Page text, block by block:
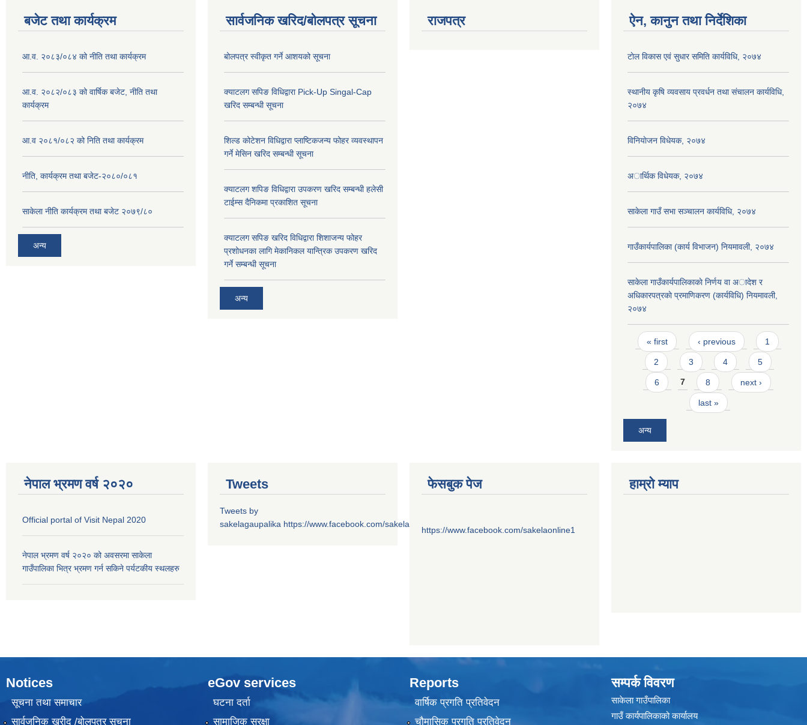
बजेट तथा कार्यक्रम
आ.व. २०८३/०८४ को नीति तथा कार्यक्रम
आ.व. २०८२/०८३ को वार्षिक बजेट, नीति तथा
कार्यक्रम
आ.व २०८१/०८२ को निति तथा कार्यक्रम
नीति, कार्यक्रम तथा बजेट-२०८०/०८१
साकेला नीति कार्यक्रम तथा बजेट २०७९/८०
अन्य
सार्वजनिक खरिद/बोलपत्र सूचना
बोलपत्र स्वीकृत गर्ने आशयको सूचना
क्याटलग सपिङ विधिद्वारा Pick-Up Singal-Cap
खरिद सम्बन्धी सूचना
शिल्ड कोटेशन विधिद्वारा प्लाष्टिकजन्य फोहर व्यवस्थापन
गर्ने मेसिन खरिद सम्बन्धी सूचना
क्याटलग शपिङ विधिद्वारा उपकरण खरिद सम्बन्धी हलेसी
टाईम्स दैनिकमा प्रकाशित सूचना
क्याटलग सपिङ खरिद विधिद्वारा शिशाजन्य फोहर
प्रशोधनका लागि मेकानिकल यान्त्रिक उपकरण खरिद
गर्ने सम्बन्धी सूचना
अन्य
राजपत्र ऐन, कानुन तथा निर्देशिका
टाेल विकास एवं सुधार समिति कार्यविधि, २०७४
स्थानीय कृषि व्यवसाय प्रवर्धन तथा संचालन कार्यविधि,
२०७४
विनियाेजन विधेयक, २०७४
अार्थिक विधेयक, २०७४
साकेला गाउँ सभा सञ्चालन कार्यविधि, २०७४
गाउँकार्यपालिका (कार्य विभाजन) नियमावली, २०७४
साकेला गाउँकार्यपालिकाकाे निर्णय वा अादेश र
अधिकारपत्रकाे प्रमाणिकरण (कार्यविधि) नियमावली,
२०७४
Pages
« first ‹ previous 1
2 3 4 5
6 7 8 next ›
last »
अन्य
नेपाल भ्रमण वर्ष २०२०
Official portal of Visit Nepal 2020
नेपाल भ्रमण वर्ष २०२० को अवसरमा साकेला
गाउँपालिका भित्र भ्रमण गर्न सकिने पर्यटकीय स्थलहरु
Tweets
Tweets by
sakelagaupalika https://www.facebook.com/sakelaonline1
फेसबुक पेज
https://www.facebook.com/sakelaonline1
हाम्राे म्याप
Notices
सूचना तथा समाचार
सार्वजनिक खरीद /बोलपत्र सूचना
eGov services
घटना दर्ता
सामाजिक सुरक्षा
Reports
वार्षिक प्रगति प्रतिवेदन
चौमासिक प्रगति प्रतिवेदन
सम्पर्क विवरण
साकेला गाउँपालिका
गाउँ कार्यपालिकाको कार्यालय